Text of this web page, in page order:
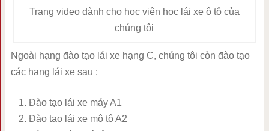
Trang video dành cho học viên học lái xe ô tô của
chúng tôi
Ngoài hạng đào tạo lái xe hạng C, chúng tôi còn đào tạo
các hạng lái xe sau :
Đào tạo lái xe máy A1
Đào tạo lái xe mô tô A2